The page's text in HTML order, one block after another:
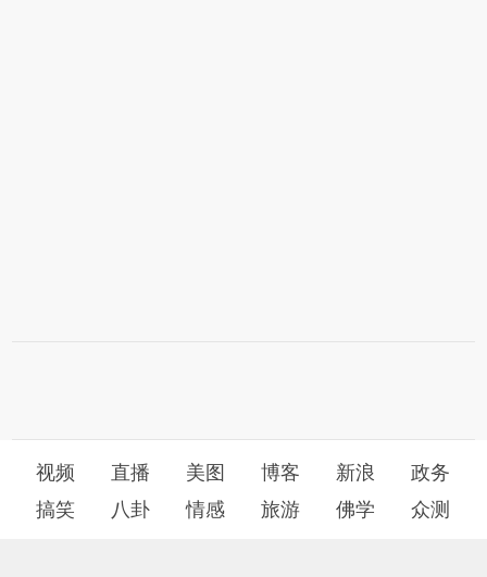
视频 直播 美图 博客 新浪
政务
搞笑
八卦 情感 旅游 佛学 众测